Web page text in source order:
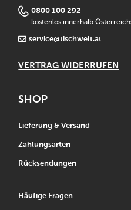
0800 100 292
kostenlos innerhalb
service@tischwelt.at
VERTRAG WIDERRUFEN
SHOP
Lieferung & Versand
Zahlungsarten
Rücksendungen
Häufige Fragen